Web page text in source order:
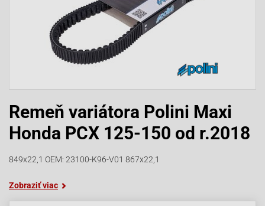
Remeň variátora Polini Maxi
Honda PCX 125-150 od r.2018
849x22,1 OEM: 23100-K96-V01 867x22,1
Zobraziť viac